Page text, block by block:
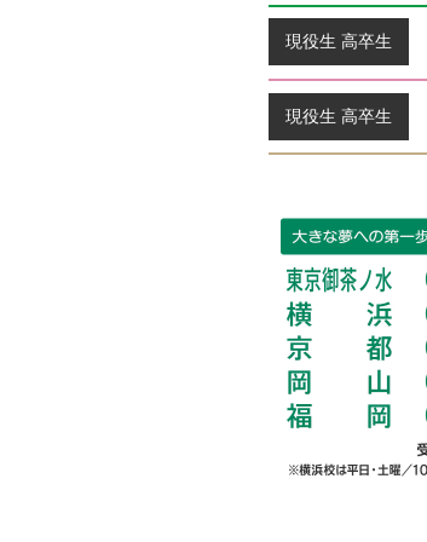
現役生 高卒生
現役生 高卒生